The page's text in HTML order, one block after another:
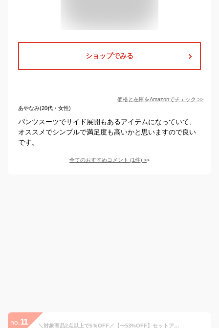
ショップでみる
価格と在庫をAmazonでチェック >>
あやなみ(20代・女性)
パンツスーツでサイド展開もあるアイテムになっていて、
オススメでシンプルで満足度も高いかと思いますので良い
です。
全てのおすすめコメント (1件) >
no. 11 ＼対象商品2点以上で5％OFF／【〜53%OFF】セットアップ レディース 夏 ジレ ベスト ストレッチ パンツスーツ テーパード ワイド 洗える 大きいサイズ オフィスカジュアル 30代 40代 50代 ノースリーブ 黒 ネイビー フォーマル 試着チケット対象【365日即日発送】